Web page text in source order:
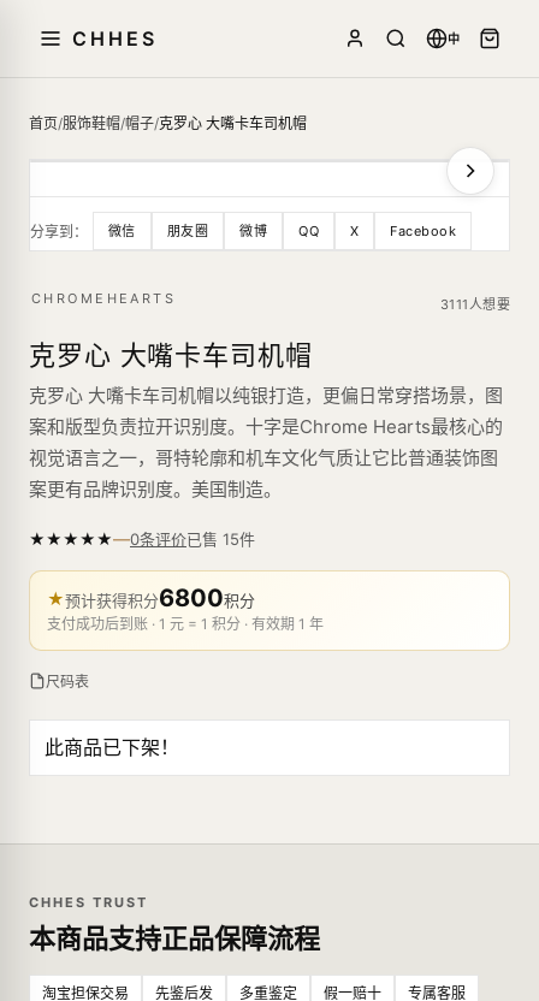
CHHES 中
首页/服饰鞋帽/帽子/克罗心 大嘴卡车司机帽
分享到： 微信 朋友圈 微博 QQ X Facebook
CHROMEHEARTS 3111人想要
克罗心 大嘴卡车司机帽
克罗心 大嘴卡车司机帽以纯银打造，更偏日常穿搭场景，图
案和版型负责拉开识别度。十字是Chrome Hearts最核心的
视觉语言之一，哥特轮廓和机车文化气质让它比普通装饰图
案更有品牌识别度。美国制造。
★★★★★—0条评价已售 15件
★预计获得积分6800积分
支付成功后到账 · 1 元 = 1 积分 · 有效期 1 年
尺码表
此商品已下架！
CHHES TRUST
本商品支持正品保障流程
淘宝担保交易 先鉴后发 多重鉴定 假一赔十 专属客服